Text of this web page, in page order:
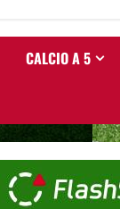
CALCIO A 5